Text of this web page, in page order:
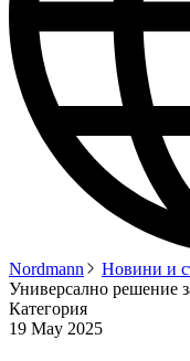
Nordmann Новини и
Универсално решение
Категория
19 May 2025